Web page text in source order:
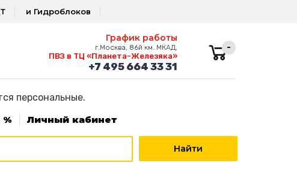
и Гидроблоков
График работы
г.Москва, 86й км. МКАД,
ПВЗ в ТЦ «Планета-Железяка»
+7 495 664 33 31
-
персональные.
Личный кабинет